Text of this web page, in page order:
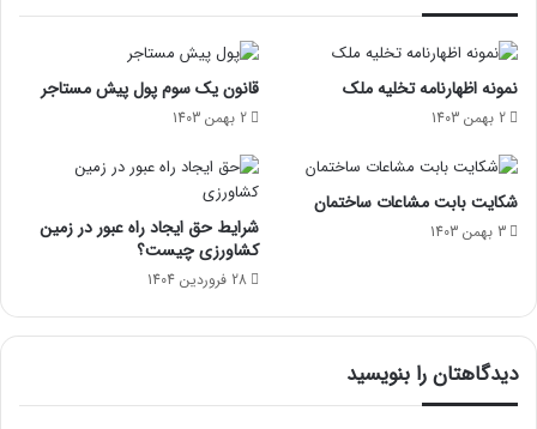
نمونه اظهارنامه تخلیه ملک
2 بهمن 1403
قانون یک سوم پول پیش مستاجر
2 بهمن 1403
شکایت بابت مشاعات ساختمان
3 بهمن 1403
شرایط حق ایجاد راه عبور در زمین
کشاورزی چیست؟
28 فروردین 1404
دیدگاهتان را بنویسید